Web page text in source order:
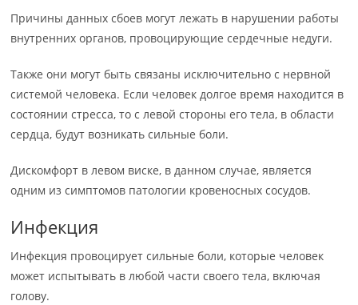
Причины данных сбоев могут лежать в нарушении работы
внутренних органов, провоцирующие сердечные недуги.
Также они могут быть связаны исключительно с нервной
системой человека. Если человек долгое время находится в
состоянии стресса, то с левой стороны его тела, в области
сердца, будут возникать сильные боли.
Дискомфорт в левом виске, в данном случае, является
одним из симптомов патологии кровеносных сосудов.
Инфекция
Инфекция провоцирует сильные боли, которые человек
может испытывать в любой части своего тела, включая
голову.